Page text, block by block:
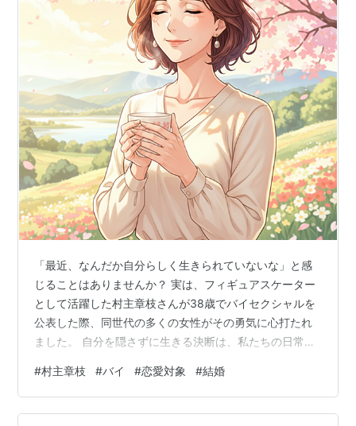
全日本フィギュアスケート選手権 優勝
「最近、なんだか自分らしく生きられていないな」と感
じることはありませんか？ 実は、フィギュアスケーター
として活躍した村主章枝さんが38歳でバイセクシャルを
公表した際、同世代の多くの女性がその勇気に心打たれ
ました。 自分を隠さずに生きる決断は、私たちの日常に
は、彼女が葛藤の末にたどり着いた「愛のカタチ」と、
公表に至った真実の理由を詳しくお伝えします。 読み終
わる頃には、きっとあなたも明日からの毎日に少しだけ
#村主章枝 #バイ #恋愛対象 #結婚